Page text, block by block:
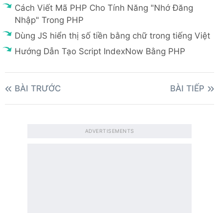
Cách Viết Mã PHP Cho Tính Năng "Nhớ Đăng
Nhập" Trong PHP
Dùng JS hiển thị số tiền bằng chữ trong tiếng Việt
Hướng Dẫn Tạo Script IndexNow Bằng PHP
BÀI TRƯỚC BÀI TIẾP
ADVERTISEMENTS